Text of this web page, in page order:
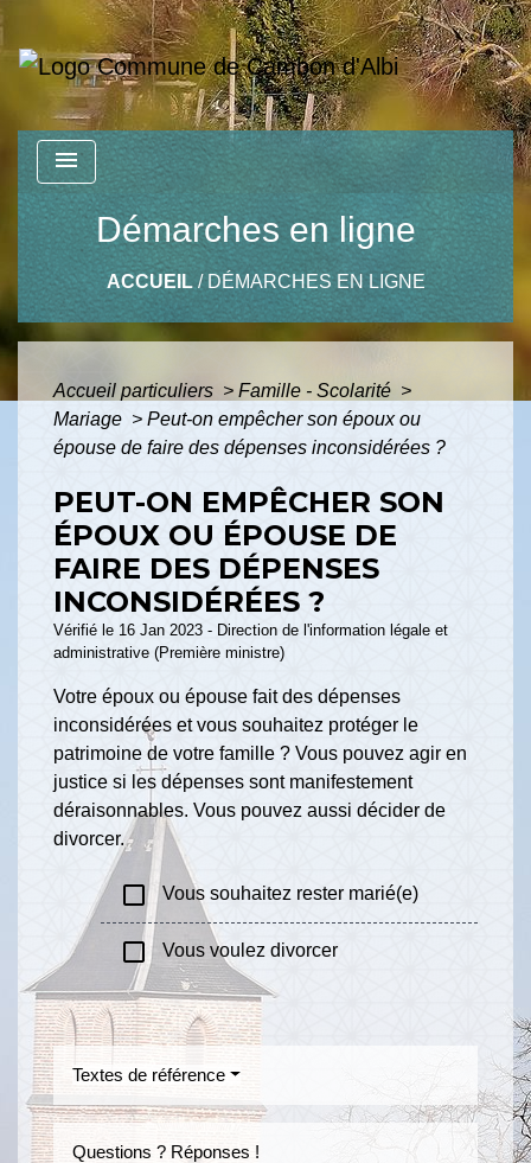
menu
Démarches en ligne
ACCUEIL/ DÉMARCHES EN LIGNE
Accueil particuliers > Famille - Scolarité >
Mariage > Peut-on empêcher son époux ou
épouse de faire des dépenses inconsidérées ?
PEUT-ON EMPÊCHER SON
ÉPOUX OU ÉPOUSE DE
FAIRE DES DÉPENSES
INCONSIDÉRÉES ?
Vérifié le 16 Jan 2023 - Direction de l'information légale et
administrative (Première ministre)
Votre époux ou épouse fait des dépenses
inconsidérées et vous souhaitez protéger le
patrimoine de votre famille ? Vous pouvez agir en
justice si les dépenses sont manifestement
déraisonnables. Vous pouvez aussi décider de
divorcer.
check_box_outline_blank Vous souhaitez rester marié(e)
check_box_outline_blank Vous voulez divorcer
Textes de référence
Questions ? Réponses !